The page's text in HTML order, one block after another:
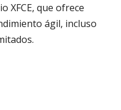
XFCE, que ofrece
ágil, incluso